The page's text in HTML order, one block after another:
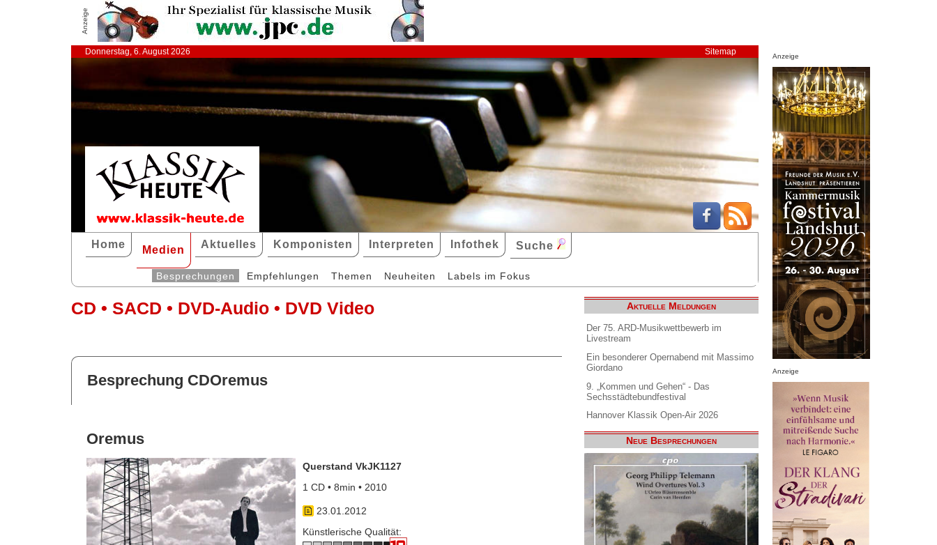
Anzeige
Donnerstag, 6. August 2026 Sitemap
Home Medien Aktuelles Komponisten Interpreten Infothek Suche
Besprechungen Empfehlungen Themen Neuheiten Labels im Fokus
CD • SACD • DVD-Audio • DVD Video
Besprechung CDOremus
Oremus
Querstand VkJK1127
1 CD • 8min • 2010
23.01.2012
Künstlerische Qualität:
Aktuelle Meldungen
Der 75. ARD-Musikwettbewerb im
Livestream
Ein besonderer Opernabend mit Massimo
Giordano
9. „Kommen und Gehen“ - Das
Sechsstädtebundfestival
Hannover Klassik Open-Air 2026
Neue Besprechungen
Anzeige
Anzeige